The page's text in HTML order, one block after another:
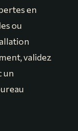
en
ou
validez
un